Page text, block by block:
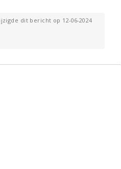
dit bericht op 12-06-2024